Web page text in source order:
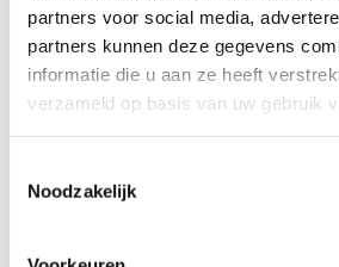
partners voor social media,
partners kunnen deze gegevens
informatie die u aan ze heeft
verzameld op basis van uw gebruik
Noodzakelijk
Doseer Systeem Koffie
100/110/210/410